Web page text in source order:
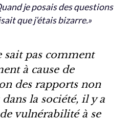
je posais des questions
que j’étais bizarre.»
sait pas comment
à cause de
des rapports non
la société, il y a
vulnérabilité à se